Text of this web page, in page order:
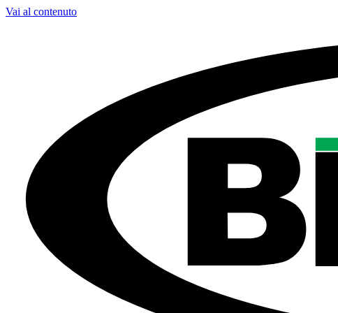
Vai al contenuto